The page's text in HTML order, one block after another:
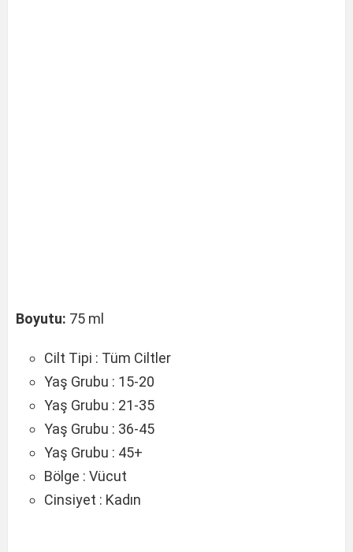
Boyutu: 75 ml
Cilt Tipi : Tüm Ciltler
Yaş Grubu : 15-20
Yaş Grubu : 21-35
Yaş Grubu : 36-45
Yaş Grubu : 45+
Bölge : Vücut
Cinsiyet : Kadın